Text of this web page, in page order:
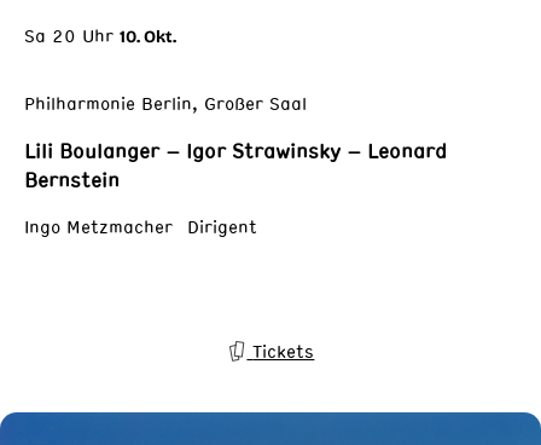
Sa 20 Uhr 10. Okt.
Philharmonie Berlin, Großer Saal
Lili Boulanger – Igor Strawinsky – Leonard
Bernstein
Ingo Metzmacher Dirigent
Tickets